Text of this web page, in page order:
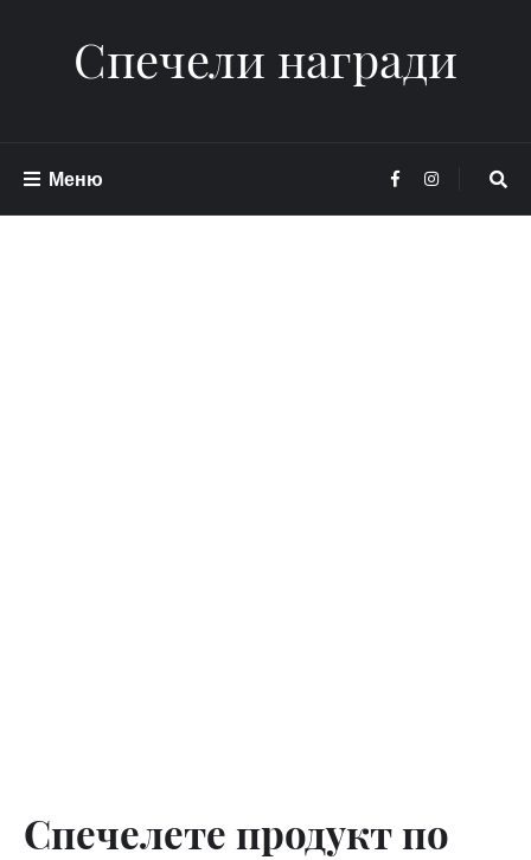
Спечели награди
Меню
Спечелете продукт по